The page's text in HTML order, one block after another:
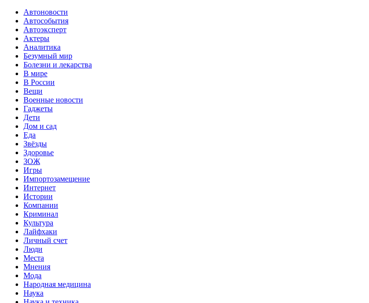
Автоновости
Автособытия
Автоэксперт
Актеры
Аналитика
Безумный мир
Болезни и лекарства
В мире
В России
Вещи
Военные новости
Гаджеты
Дети
Дом и сад
Еда
Звёзды
Здоровье
ЗОЖ
Игры
Импортозамещение
Интернет
Истории
Компании
Криминал
Культура
Лайфхаки
Личный счет
Люди
Места
Мнения
Мода
Народная медицина
Наука